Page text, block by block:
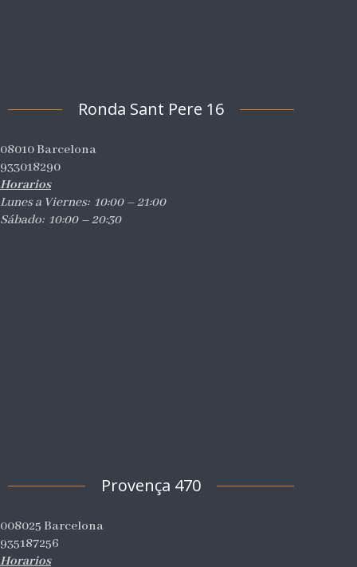
Ronda Sant Pere 16
08010 Barcelona
933018290
Horarios
Lunes a Viernes: 10:00 – 21:00
Sábado: 10:00 – 20:30
Provença 470
008025 Barcelona
935187256
Horarios